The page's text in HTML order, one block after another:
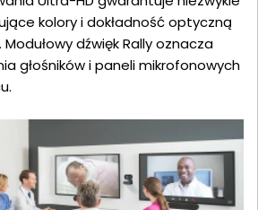
kolory i dokładność optyczną
dźwięk Rally oznacza
głośników i paneli mikrofonowych